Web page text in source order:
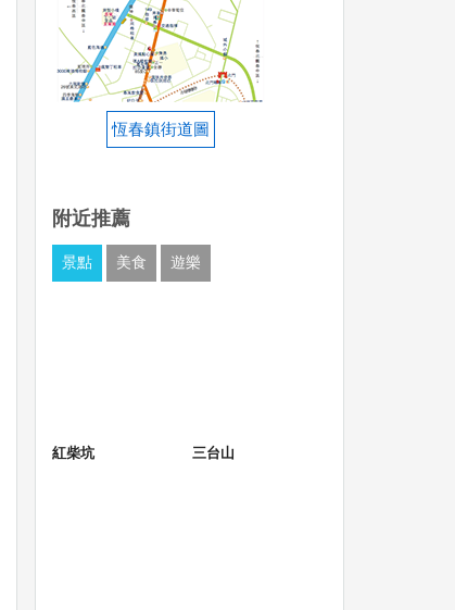
恆春鎮街道圖
附近推薦
景點 美食 遊樂
紅柴坑 三台山